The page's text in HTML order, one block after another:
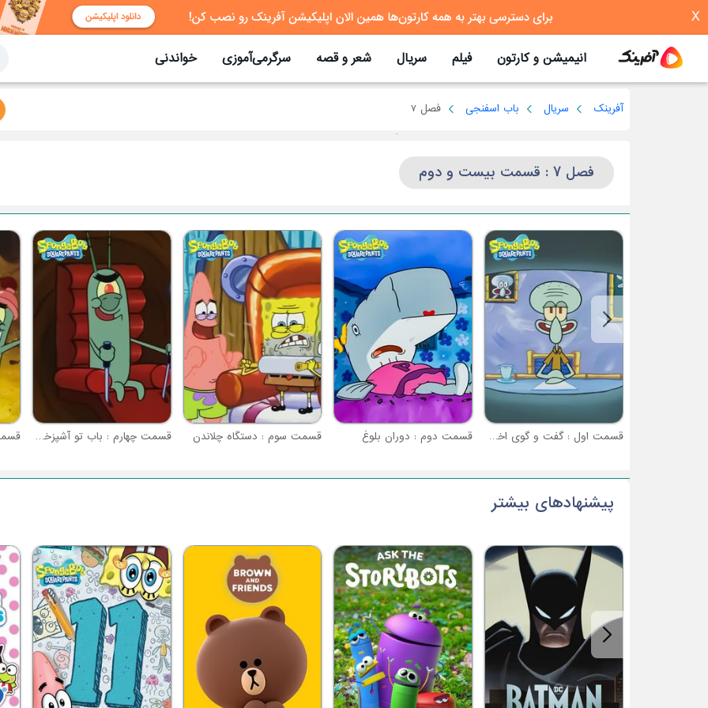
X
انیمیشن و کارتون فیلم سریال شعر و قصه سرگرمی‌آموزی خواندنی
آفرینک سریال باب اسفنجی فصل 7
فصل 7 : قسمت بیست و دوم
قسمت اول : گفت و گوی اختاپوسی قسمت دوم : دوران بلوغ قسمت سوم : دستگاه چلاندن قسمت چهارم : باب تو آشپزخونه
پیشنهادهای بیشتر